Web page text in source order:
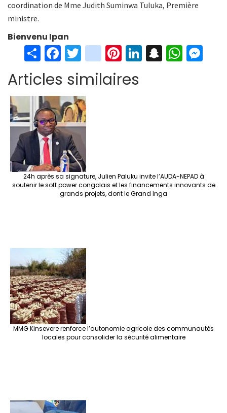
coordination de Mme Judith Suminwa Tuluka, Première
ministre.
Bienvenu Ipan
S
h
ar
e
Fa
ce
b
o
o
k
T
wi
tt
er
in
st
ag
Pi
er
Li S W
Articles similaires
24h après sa signature, Julien Paluku invite l’AUDA-NEPAD à
soutenir le soft power congolais et les financements innovants de
grands projets, dont le Grand Inga
MMG Kinsevere renforce l’autonomie agricole des communautés
locales pour consolider la sécurité alimentaire